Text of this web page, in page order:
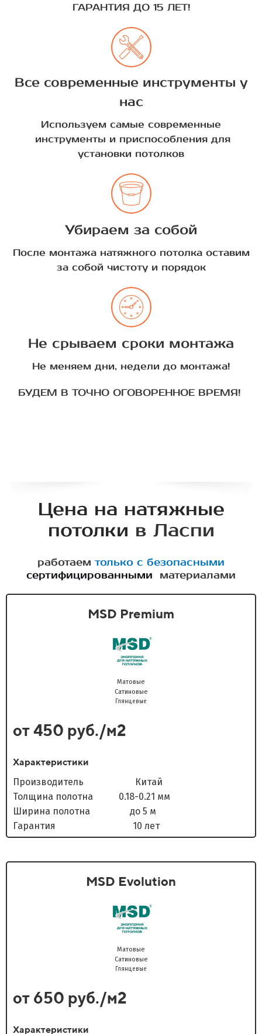
ГАРАНТИЯ ДО 15 ЛЕТ!
Все современные инструменты у
нас
Используем самые современные
инструменты и приспособления для
установки потолков
Убираем за собой
После монтажа натяжного потолка оставим
за собой чистоту и порядок
Не срываем сроки монтажа
Не меняем дни, недели до монтажа!
БУДЕМ В ТОЧНО ОГОВОРЕННОЕ ВРЕМЯ!
Цена на натяжные
потолки в Ласпи
работаем только с безопасными
сертифицированными
материалами
MSD Premium
Матовые
Сатиновые
Глянцевые
от 450 руб./м2
Характеристики
Производитель Китай
Толщина полотна 0.18-0.21 мм
Ширина полотна до 5 м
Гарантия 10 лет
MSD Evolution
Матовые
Сатиновые
Глянцевые
от 650 руб./м2
Характеристики